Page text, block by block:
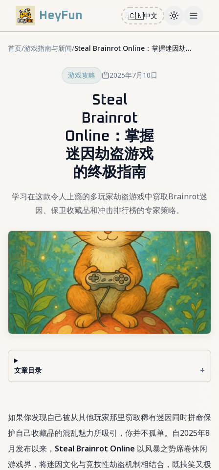
HeyFun 🇨🇳中文 ToggleOpen
首页/游戏指南与新闻/ Steal Brainrot Online：掌握迷因劫盗游戏的终极指南
游戏攻略 2025年7月10日
Steal
Brainrot
Online：掌握
迷因劫盗游戏
的终极指南
学习在这款令人上瘾的多玩家劫盗游戏中窃取Brainrot迷
因、保卫收藏品和冲击排行榜的专家策略。
文章目录 +
如果你发现自己被从其他玩家那里窃取稀有迷因同时拼命保
护自己收藏品的混乱魅力所吸引，你并不孤单。自2025年8
月发布以来， Steal Brainrot Online 以风暴之势席卷休闲
游戏界，将迷因文化与竞技性劫盗机制相结合，既搞笑又极